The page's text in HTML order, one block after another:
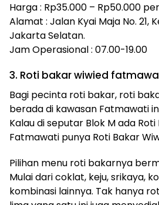
Harga : Rp35.000 – Rp50.000
Alamat : Jalan Kyai Maja No. 21,
Jakarta Selatan.
Jam Operasional : 07.00-19.00
3. Roti bakar wiwied
Bagi pecinta roti bakar, roti
berada di kawasan Fatmawati
Kalau di seputar Blok M ada Roti
Fatmawati punya Roti Bakar
Pilihan menu roti bakarnya
Mulai dari coklat, keju, srikaya,
kombinasi lainnya. Tak hanya